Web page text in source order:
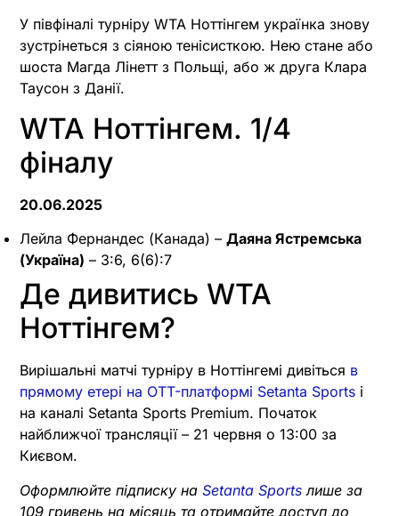
У півфіналі турніру WTA Ноттінгем українка знову
зустрінеться з сіяною тенісисткою. Нею стане або
шоста Магда Лінетт з Польщі, або ж друга Клара
Таусон з Данії.
WTA Ноттінгем. 1/4
фіналу
20.06.2025
Лейла Фернандес (Канада) – Даяна Ястремська
(Україна) – 3:6, 6(6):7
Де дивитись WTA
Ноттінгем?
Вирішальні матчі турніру в Ноттінгемі дивіться в
прямому етері на OTT-платформі Setanta Sports і
на каналі Setanta Sports Premium. Початок
найближчої трансляції – 21 червня о 13:00 за
Києвом.
Оформлюйте підписку на Setanta Sports лише за
109 гривень на місяць та отримайте доступ до